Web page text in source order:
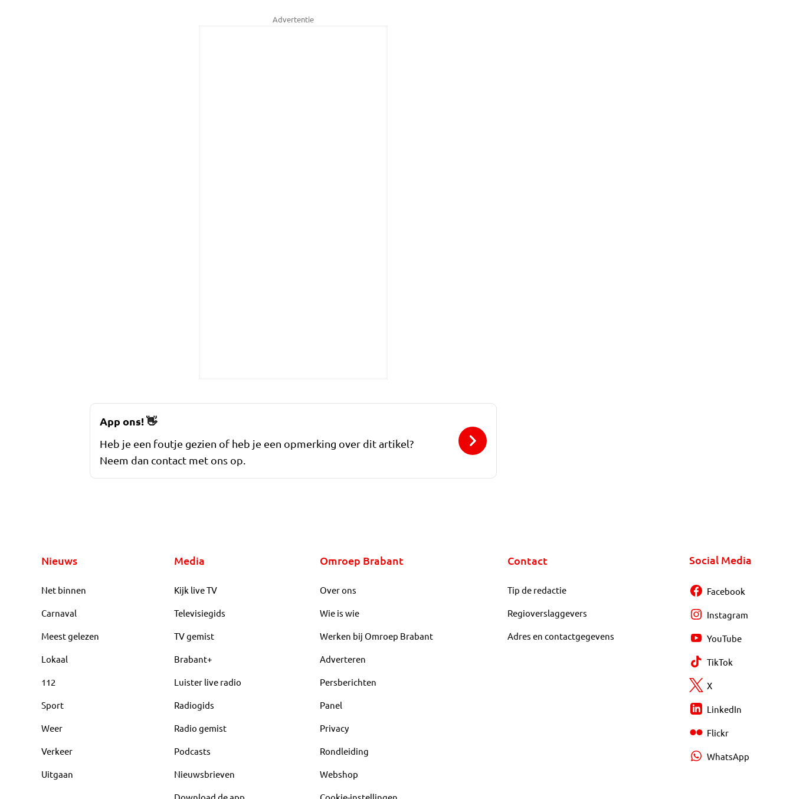
Advertentie
App ons!👋
Heb je een foutje gezien of heb je een opmerking over dit artikel?
Neem dan contact met ons op.
Nieuws
Net binnen
Carnaval
Meest gelezen
Lokaal
112
Sport
Weer
Verkeer
Uitgaan
Media
Kijk live TV
Televisiegids
TV gemist
Brabant+
Luister live radio
Radiogids
Radio gemist
Podcasts
Nieuwsbrieven
Omroep Brabant
Over ons
Wie is wie
Werken bij Omroep Brabant
Adverteren
Persberichten
Panel
Privacy
Rondleiding
Webshop
Contact
Tip de redactie
Regioverslaggevers
Adres en contactgegevens
Social Media
Facebook
Instagram
YouTube
TikTok
X
LinkedIn
Flickr
WhatsApp